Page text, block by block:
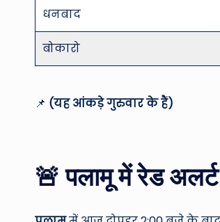
धनबाद
बोकारो
📌 (यह आंकड़े गुरुवार के हैं)
🚨 पलामू में रेड